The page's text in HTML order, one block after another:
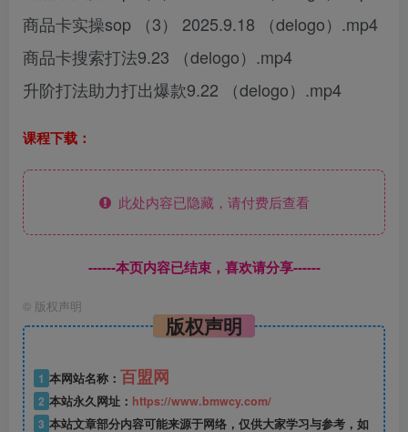
商品卡实操sop （3） 2025.9.18 （delogo）.mp4
商品卡搜索打法9.23 （delogo）.mp4
升阶打法助力打出爆款9.22 （delogo）.mp4
课程下载：
此处内容已隐藏，请付费后查看
------本页内容已结束，喜欢请分享------
© 版权声明
版权声明
1 本网站名称： 百盟网
2 本站永久网址： https://www.bmwcy.com/
3 本站文章部分内容可能来源于网络，仅供大家学习与参考，如